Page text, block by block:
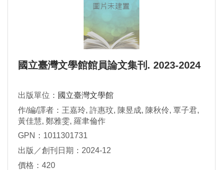
國立臺灣文學館館員論文集刊. 2023-2024
出版單位： 國立臺灣文學館
作/編/譯者：王嘉玲, 許惠玟, 陳昱成, 陳秋伶, 覃子君,
黃佳慧, 鄭雅雯, 羅聿倫作
GPN：1011301731
出版／創刊日期：2024-12
價格：420